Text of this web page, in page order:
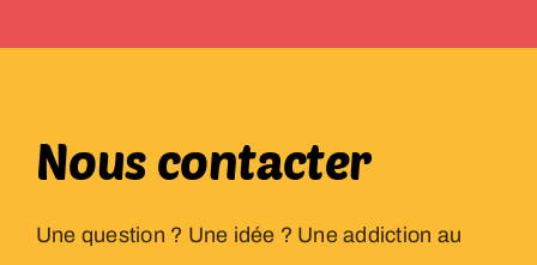
Nous contacter
Une question ? Une idée ? Une addiction au